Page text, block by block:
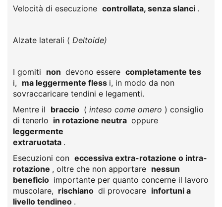
Velocità di esecuzione controllata, senza slanci .
Alzate laterali ( Deltoide)
I gomiti non devono essere completamente tes
i, ma leggermente fless i, in modo da non
sovraccaricare tendini e legamenti.
Mentre il braccio ( inteso come omero ) consiglio
di tenerlo in rotazione neutra oppure
leggermente
extraruotata .
Esecuzioni con eccessiva extra-rotazione o intra-
rotazione , oltre che non apportare nessun
beneficio importante per quanto concerne il lavoro
muscolare, rischiano di provocare infortuni a
livello tendineo .